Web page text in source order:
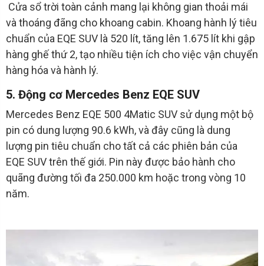
Cửa sổ trời toàn cảnh mang lại không gian thoải mái
và thoáng đãng cho khoang cabin. Khoang hành lý tiêu
chuẩn của EQE SUV là 520 lít, tăng lên 1.675 lít khi gập
hàng ghế thứ 2, tạo nhiều tiện ích cho việc vận chuyển
hàng hóa và hành lý.
5. Động cơ Mercedes Benz EQE SUV
Mercedes Benz EQE 500 4Matic SUV sử dụng một bộ
pin có dung lượng 90.6 kWh, và đây cũng là dung
lượng pin tiêu chuẩn cho tất cả các phiên bản của
EQE SUV trên thế giới. Pin này được bảo hành cho
quãng đường tối đa 250.000 km hoặc trong vòng 10
năm.